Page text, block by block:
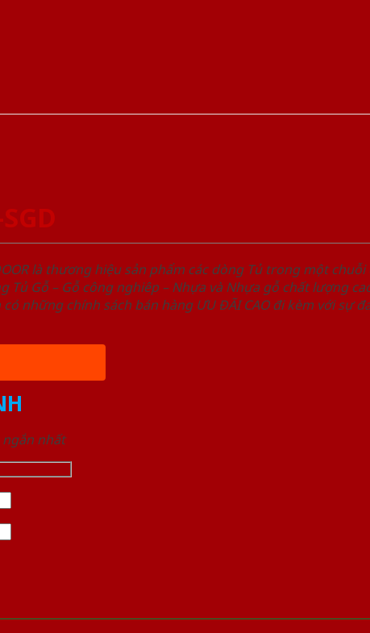
là thương hiệu sản phẩm các dòng Tủ trong một
Tủ Gỗ – Gỗ công nghiêp – Nhựa và Nhựa gỗ chất lượng
những chính sách bán hàng ƯU ĐÃI CAO đi kèm với sự
nhất